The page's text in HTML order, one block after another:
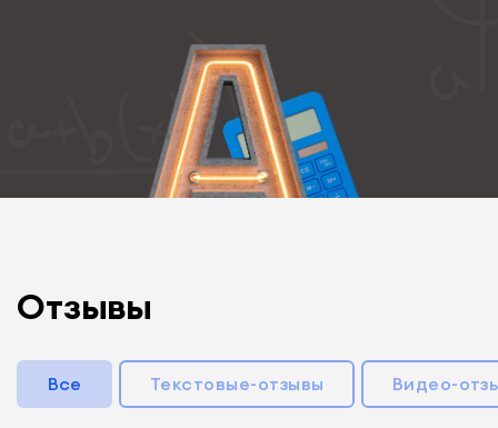
Отзывы
Все Текстовые-отзывы Видео-